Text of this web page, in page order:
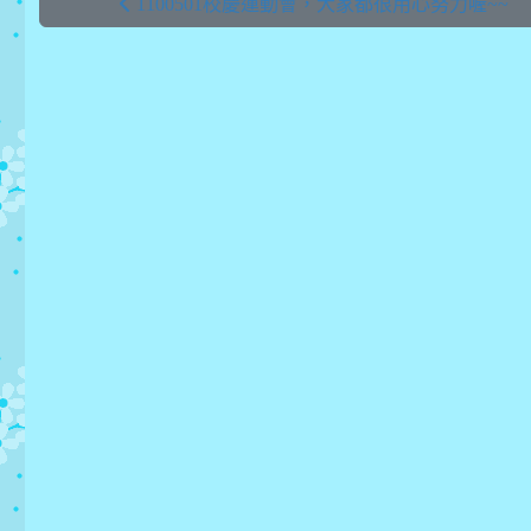
1100501校慶運動會，大家都很用心努力喔~~